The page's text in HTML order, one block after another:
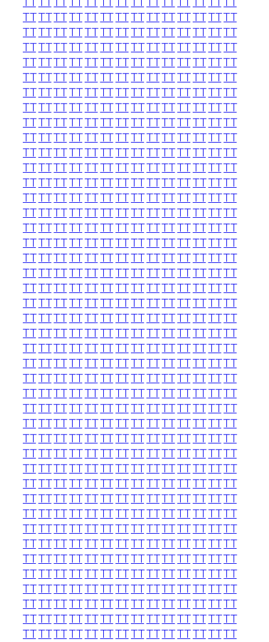
TTTTTTTTTTTTTTTTTTTTTTTTTTTT
TTTTTTTTTTTTTTTTTTTTTTTTTTTT
TTTTTTTTTTTTTTTTTTTTTTTTTTTT
TTTTTTTTTTTTTTTTTTTTTTTTTTTT
TTTTTTTTTTTTTTTTTTTTTTTTTTTT
TTTTTTTTTTTTTTTTTTTTTTTTTTTT
TTTTTTTTTTTTTTTTTTTTTTTTTTTT
TTTTTTTTTTTTTTTTTTTTTTTTTTTT
TTTTTTTTTTTTTTTTTTTTTTTTTTTT
TTTTTTTTTTTTTTTTTTTTTTTTTTTT
TTTTTTTTTTTTTTTTTTTTTTTTTTTT
TTTTTTTTTTTTTTTTTTTTTTTTTTTT
TTTTTTTTTTTTTTTTTTTTTTTTTTTT
TTTTTTTTTTTTTTTTTTTTTTTTTTTT
TTTTTTTTTTTTTTTTTTTTTTTTTTTT
TTTTTTTTTTTTTTTTTTTTTTTTTTTT
TTTTTTTTTTTTTTTTTTTTTTTTTTTT
TTTTTTTTTTTTTTTTTTTTTTTTTTTT
TTTTTTTTTTTTTTTTTTTTTTTTTTTT
TTTTTTTTTTTTTTTTTTTTTTTTTTTT
TTTTTTTTTTTTTTTTTTTTTTTTTTTT
TTTTTTTTTTTTTTTTTTTTTTTTTTTT
TTTTTTTTTTTTTTTTTTTTTTTTTTTT
TTTTTTTTTTTTTTTTTTTTTTTTTTTT
TTTTTTTTTTTTTTTTTTTTTTTTTTTT
TTTTTTTTTTTTTTTTTTTTTTTTTTTT
TTTTTTTTTTTTTTTTTTTTTTTTTTTT
TTTTTTTTTTTTTTTTTTTTTTTTTTTT
TTTTTTTTTTTTTTTTTTTTTTTTTTTT
TTTTTTTTTTTTTTTTTTTTTTTTTTTT
TTTTTTTTTTTTTTTTTTTTTTTTTTTT
TTTTTTTTTTTTTTTTTTTTTTTTTTTT
TTTTTTTTTTTTTTTTTTTTTTTTTTTT
TTTTTTTTTTTTTTTTTTTTTTTTTTTT
TTTTTTTTTTTTTTTTTTTTTTTTTTTT
TTTTTTTTTTTTTTTTTTTTTTTTTTTT
TTTTTTTTTTTTTTTTTTTTTTTTTTTT
TTTTTTTTTTTTTTTTTTTTTTTTTTTT
TTTTTTTTTTTTTTTTTTTTTTTTTTTT
TTTTTTTTTTTTTTTTTTTTTTTTTTTT
TTTTTTTTTTTTTTTTTTTTTTTTTTTT
TTTTTTTTTTTTTTTTTTTTTTTTTTTT